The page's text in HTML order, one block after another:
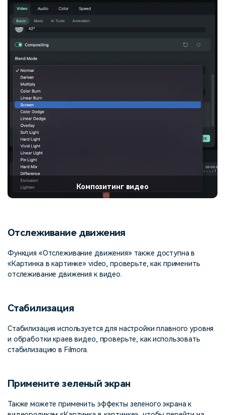
Композитинг видео
Отслеживание движения
Функция «Отслеживание движения» также доступна в
«Картинка в картинке» video, проверьте, как применить
отслеживание движения к видео.
Стабилизация
Стабилизация используется для настройки плавного уровня
и обработки краев видео, проверьте, как использовать
стабилизацию в Filmora.
Примените зеленый экран
Также можете применить эффекты зеленого экрана к